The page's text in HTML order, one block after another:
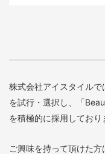
株式会社アイスタイル
を試行・選択し、「
を積極的に採用しており
ご興味を持って頂けた方